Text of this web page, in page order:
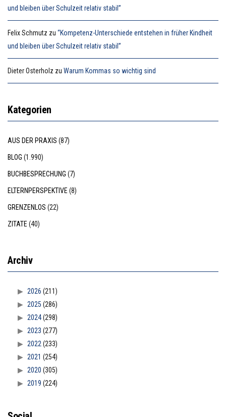
und bleiben über Schulzeit relativ stabil”
Felix Schmutz zu “Kompetenz-Unterschiede entstehen in früher Kindheit
und bleiben über Schulzeit relativ stabil”
Dieter Osterholz zu Warum Kommas so wichtig sind
Kategorien
AUS DER PRAXIS (87)
BLOG (1.990)
BUCHBESPRECHUNG (7)
ELTERNPERSPEKTIVE(8)
GRENZENLOS (22)
ZITATE(40)
Archiv
2026 (211)
2025 (286)
2024(298)
2023 (277)
2022(233)
2021 (254)
2020 (305)
2019 (224)